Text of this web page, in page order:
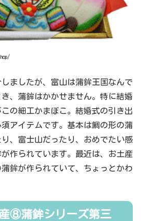
ましたが、富山は蒲鉾王国なんで
、蒲鉾はかかせません。特に結婚
の細工かまぼこ。結婚式の引き出
アイテムです。基本は鯛の形の蒲
、富士山だったり、おめでたい感
作られています。最近は、お土産
鉾が作られていて、ちょっとかわ
⑧蒲鉾シリーズ第三